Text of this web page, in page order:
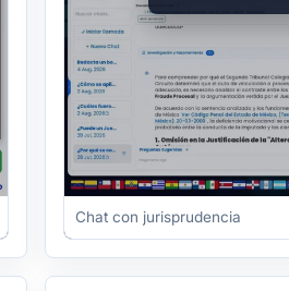
Chat con jurisprudencia